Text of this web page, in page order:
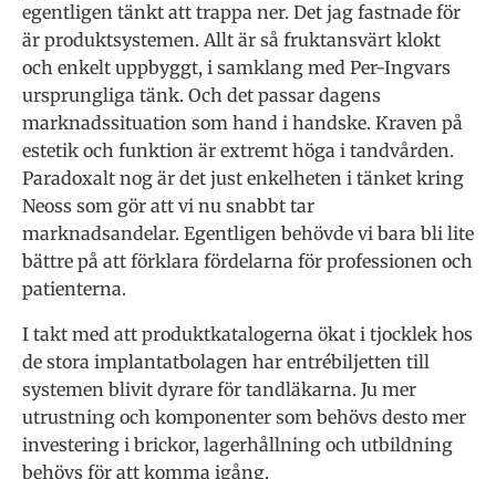
egentligen tänkt att trappa ner. Det jag fastnade för
är produktsystemen. Allt är så fruktansvärt klokt
och enkelt uppbyggt, i samklang med Per-Ingvars
ursprungliga tänk. Och det passar dagens
marknadssituation som hand i handske. Kraven på
estetik och funktion är extremt höga i tandvården.
Paradoxalt nog är det just enkelheten i tänket kring
Neoss som gör att vi nu snabbt tar
marknadsandelar. Egentligen behövde vi bara bli lite
bättre på att förklara fördelarna för professionen och
patienterna.
I takt med att produktkatalogerna ökat i tjocklek hos
de stora implantatbolagen har entrébiljetten till
systemen blivit dyrare för tandläkarna. Ju mer
utrustning och komponenter som behövs desto mer
investering i brickor, lagerhållning och utbildning
behövs för att komma igång.